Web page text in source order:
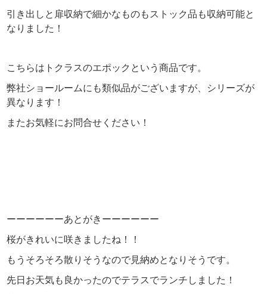
引き出しと扉収納で細かなものもストック品も収納可能と
なりました！
こちらはトクラスのエポックという商品です。
弊社ショールームにも類似品がございますが、シリーズが
異なります！
またお気軽にお問合せください！
ーーーーーーあとがきーーーーーー
桜がきれいに咲きましたね！！
もうそろそろ散りそうなので見納めとなりそうです。
先日お天気も良かったのでテラスでランチしました！